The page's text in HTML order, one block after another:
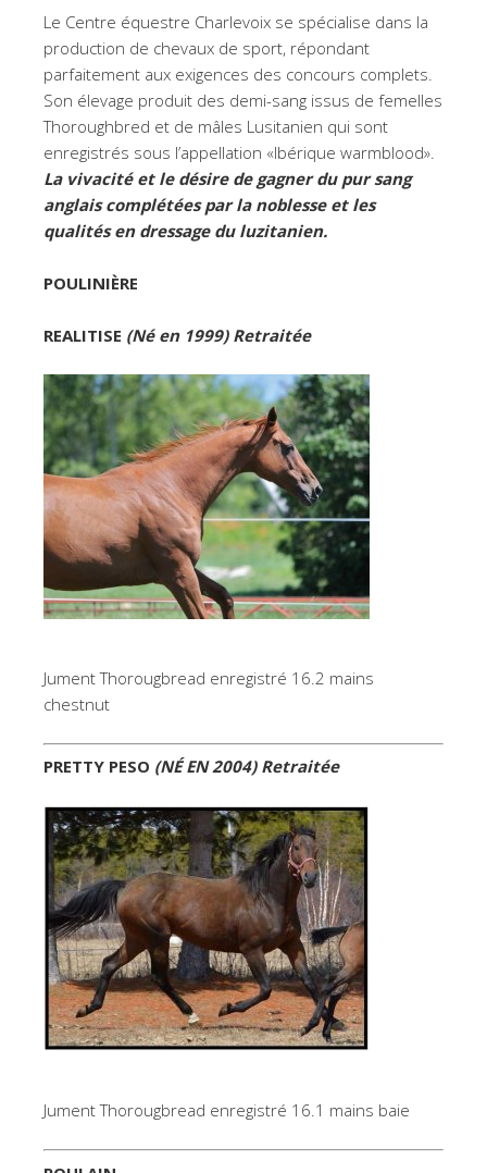
Le Centre équestre Charlevoix se spécialise dans la
production de chevaux de sport, répondant
parfaitement aux exigences des concours complets.
Son élevage produit des demi-sang issus de femelles
Thoroughbred et de mâles Lusitanien qui sont
enregistrés sous l’appellation «Ibérique warmblood».
La vivacité et le désire de gagner du pur sang
anglais complétées par la noblesse et les
qualités en dressage du luzitanien.
POULINIÈRE
REALITISE (Né en 1999) Retraitée
Jument Thorougbread enregistré 16.2 mains
chestnut
PRETTY PESO (NÉ EN 2004) Retraitée
Jument Thorougbread enregistré 16.1 mains baie